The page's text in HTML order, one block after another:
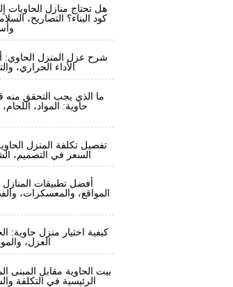
هل تحتاج منازل الحاويات
كود البناء؟ التصاريح،
شرح عزل المنزل الحاوي:
الأداء الحراري،
ما الذي يجب التحقق منه
حاوية: المواد،
تفصيل تكلفة المنزل
السعر في التصميم،
أفضل تطبيقات المنازل
المواقع، والمعسكرات،
كيفية اختيار منزل حاوية:
العزل،
بيت الحاوية مقابل المبنى
الرئيسية في التكلفة